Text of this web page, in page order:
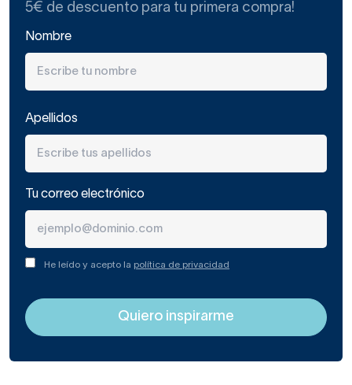
5€ de descuento para tu primera compra!
Nombre
Apellidos
Tu correo electrónico
He leído y acepto la política de privacidad